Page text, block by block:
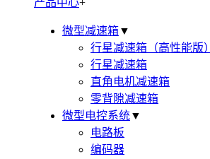
微型减速箱▼
行星减速箱（高性能版）
行星减速箱
直角电机减速箱
零背隙减速箱
微型电控系统▼
电路板
编码器